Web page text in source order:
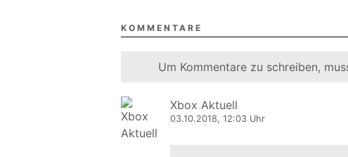
KOMMENTARE
Um Kommentare zu schreiben,
Xbox Aktuell
03.10.2018, 12:03 Uhr